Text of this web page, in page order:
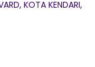
KOTA KENDARI,